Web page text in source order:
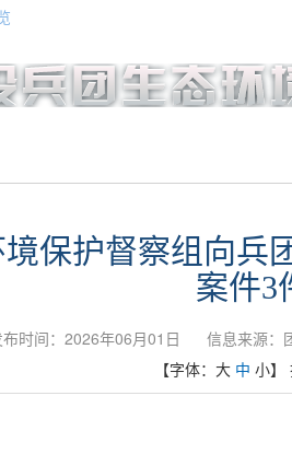
保护督察组向兵
案件3
时间：2026年06月01日 信息来源：
【字体： 大 中 小】